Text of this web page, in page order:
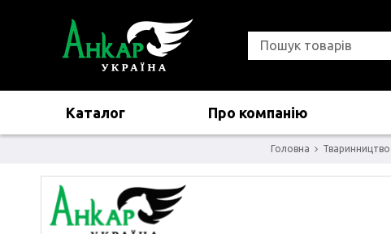
Каталог Про компанію
Головна Тваринництво